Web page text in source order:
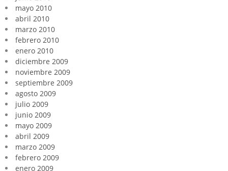
mayo 2010
abril 2010
marzo 2010
febrero 2010
enero 2010
diciembre 2009
noviembre 2009
septiembre 2009
agosto 2009
julio 2009
junio 2009
mayo 2009
abril 2009
marzo 2009
febrero 2009
enero 2009